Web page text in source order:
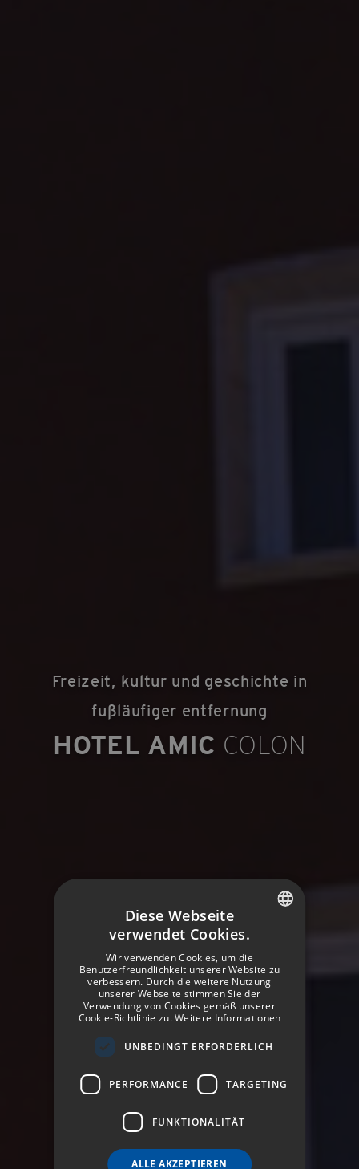
Freizeit, kultur und geschichte in
fußläufiger entfernung
HOTEL AMIC COLON
SPANISH
ENGLISH
GERMAN
FRENCH
ITALIAN
Diese Webseite
verwendet Cookies.
Wir verwenden Cookies, um die
Benutzerfreundlichkeit unserer Website zu
verbessern. Durch die weitere Nutzung
unserer Webseite stimmen Sie der
Verwendung von Cookies gemäß unserer
Cookie-Richtlinie zu.Weitere Informationen
UNBEDINGT ERFORDERLICH
PERFORMANCE TARGETING
FUNKTIONALITÄT
ALLE AKZEPTIEREN